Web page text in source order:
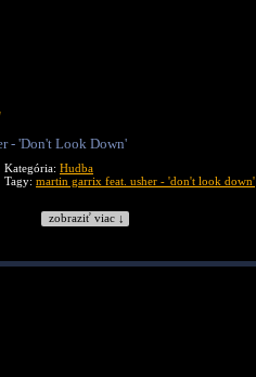
- 'Don't Look Down'
Kategória: Hudba
Tagy: martin garrix feat. usher - 'don't look down'
zobraziť viac ↓